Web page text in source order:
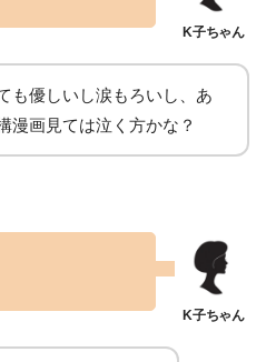
も優しいし涙もろいし、あ
漫画見ては泣く方かな？